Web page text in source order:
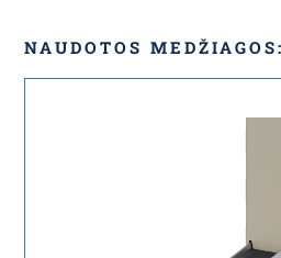
NAUDOTOS MEDŽIAGOS: